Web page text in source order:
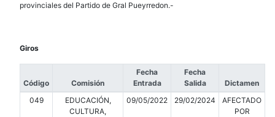
provinciales del Partido de Gral Pueyrredon.-
Giros
Código Comisión
Fecha
Entrada
Fecha
Salida
Dictamen
049
EDUCACIÓN,
CULTURA,
09/05/2022 29/02/2024
AFECTADO
POR